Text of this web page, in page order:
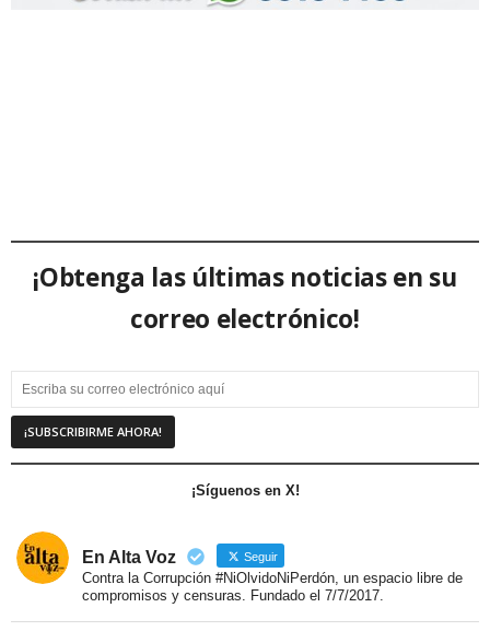
¡Obtenga las últimas noticias en su
correo electrónico!
¡Síguenos en X!
En Alta Voz Seguir
Contra la Corrupción #NiOlvidoNiPerdón, un espacio libre de
compromisos y censuras. Fundado el 7/7/2017.